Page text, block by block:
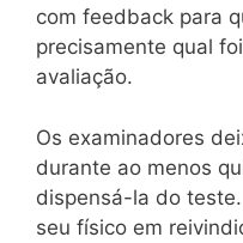
com feedback para
precisamente qual
avaliação.
Os examinadores
durante ao menos
dispensá-la do
seu físico em